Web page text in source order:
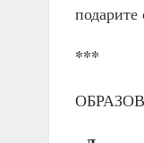
***